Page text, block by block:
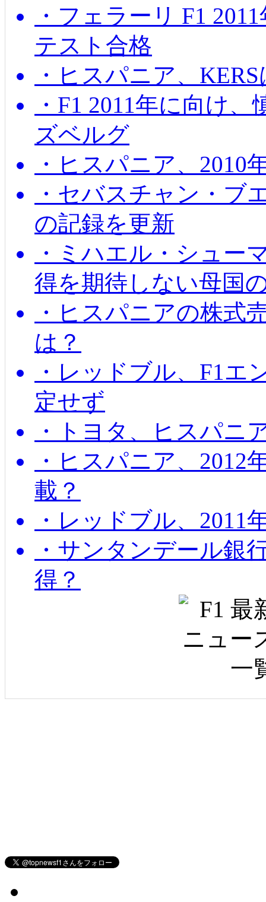
・フェラーリ F1
テスト合格
・ヒスパニア、
・F1 2011年に向け
ズベルグ
・ヒスパニア、2010
・セバスチャン・ブ
の記録を更新
・ミハエル・シュー
得を期待しない母国
・ヒスパニアの株式
は？
・レッドブル、F1エ
定せず
・トヨタ、ヒスパニ
・ヒスパニア、2012
載？
・レッドブル、2011
・サンタンデール銀
得？